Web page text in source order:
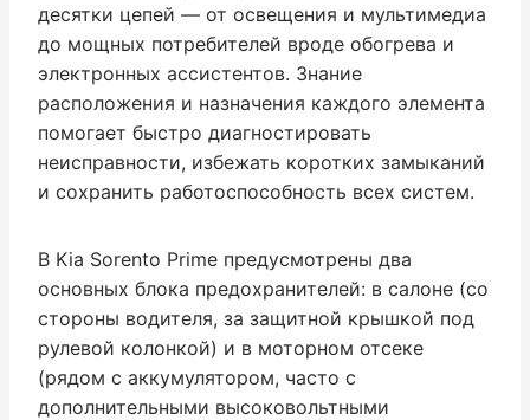
десятки цепей — от освещения и мультимедиа
до мощных потребителей вроде обогрева и
электронных ассистентов. Знание
расположения и назначения каждого элемента
помогает быстро диагностировать
неисправности, избежать коротких замыканий
и сохранить работоспособность всех систем.
В Kia Sorento Prime предусмотрены два
основных блока предохранителей: в салоне (со
стороны водителя, за защитной крышкой под
рулевой колонкой) и в моторном отсеке
(рядом с аккумулятором, часто с
дополнительными высоковольтными